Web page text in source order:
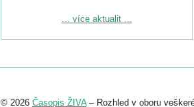
Podrobnější informace ke konferenci
Registrovat se můžete do 6. září.
abstraktu přihlášené přednášky nebo
... více aktualit ...
© 2026 Časopis ŽIVA– Rozhled v oboru